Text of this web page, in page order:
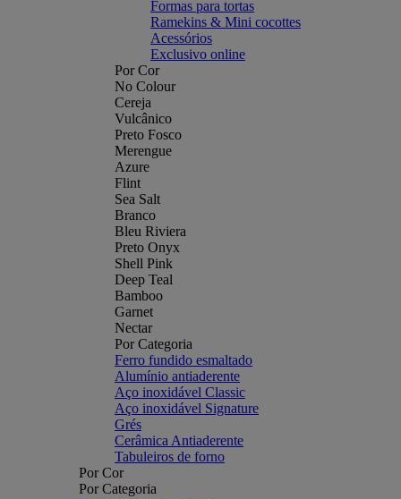
Formas para tortas
Ramekins & Mini cocottes
Acessórios
Exclusivo online
Por Cor
No Colour
Cereja
Vulcânico
Preto Fosco
Merengue
Azure
Flint
Sea Salt
Branco
Bleu Riviera
Preto Onyx
Shell Pink
Deep Teal
Bamboo
Garnet
Nectar
Por Categoria
Ferro fundido esmaltado
Alumínio antiaderente
Aço inoxidável Classic
Aço inoxidável Signature
Grés
Cerâmica Antiaderente
Tabuleiros de forno
Por Cor
Por Categoria